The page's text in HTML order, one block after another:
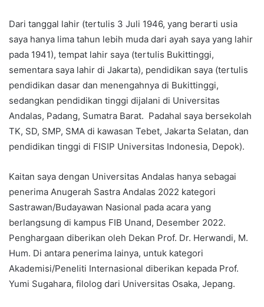
Dari tanggal lahir (tertulis 3 Juli 1946, yang berarti usia
saya hanya lima tahun lebih muda dari ayah saya yang lahir
pada 1941), tempat lahir saya (tertulis Bukittinggi,
sementara saya lahir di Jakarta), pendidikan saya (tertulis
pendidikan dasar dan menengahnya di Bukittinggi,
sedangkan pendidikan tinggi dijalani di Universitas
Andalas, Padang, Sumatra Barat. Padahal saya bersekolah
TK, SD, SMP, SMA di kawasan Tebet, Jakarta Selatan, dan
pendidikan tinggi di FISIP Universitas Indonesia, Depok).
Kaitan saya dengan Universitas Andalas hanya sebagai
penerima Anugerah Sastra Andalas 2022 kategori
Sastrawan/Budayawan Nasional pada acara yang
berlangsung di kampus FIB Unand, Desember 2022.
Penghargaan diberikan oleh Dekan Prof. Dr. Herwandi, M.
Hum. Di antara penerima lainya, untuk kategori
Akademisi/Peneliti Internasional diberikan kepada Prof.
Yumi Sugahara, filolog dari Universitas Osaka, Jepang.